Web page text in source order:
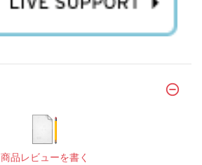
商品レビューを書く